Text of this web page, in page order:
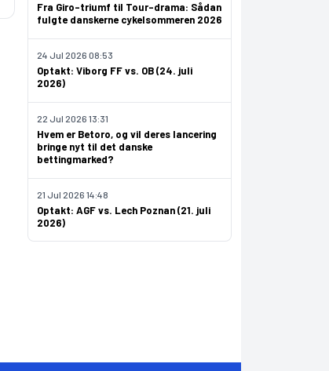
Fra Giro-triumf til Tour-drama: Sådan
fulgte danskerne cykelsommeren 2026
Optakt: Viborg FF vs. OB (24. juli
2026)
24 Jul 2026 08:53
Hvem er Betoro, og vil deres lancering
bringe nyt til det danske
bettingmarked?
22 Jul 2026 13:31
Optakt: AGF vs. Lech Poznan (21. juli
2026)
21 Jul 2026 14:48